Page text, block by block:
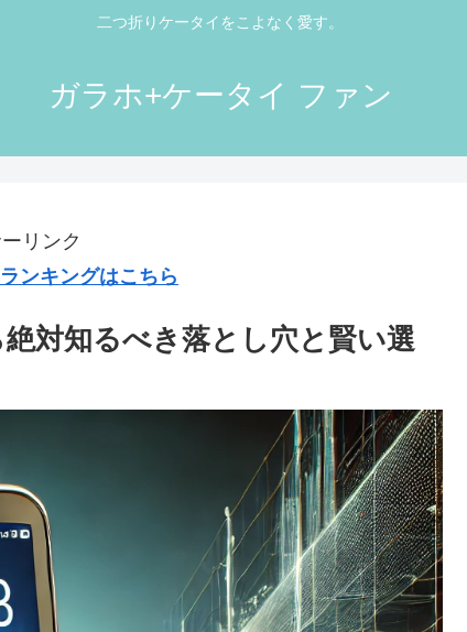
二つ折りケータイをこよなく愛す。
ガラホ+ケータイ ファン
リンク
ンキングはこちら
対知るべき落とし穴と賢い選